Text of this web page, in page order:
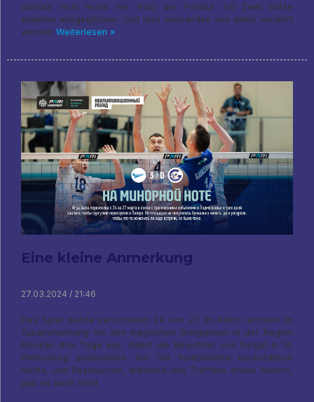
damals nicht leicht fiel: trotz der Partitur 3:0 Zwei Sätze
endeten ausgeglichen. Und lass niemanden von allem verwirrt
werden Weiterlesen »
Eine kleine Anmerkung
27.03.2024 / 21:46
Das Spiel wurde verschoben 24 von 27 Im März reichten im
Zusammenhang mit den tragischen Ereignissen in der Region
Moskau drei Tage aus, damit die Bewohner von Surgut in St.
Petersburg ausbrennen. Am Set funktionierte buchstäblich
nichts, und Ressourcen, während des Treffens etwas ändern,
gab es auch nicht